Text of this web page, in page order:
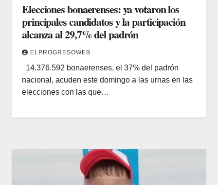
Elecciones bonaerenses: ya votaron los
principales candidatos y la participación
alcanza al 29,7% del padrón
ELPROGRESOWEB
14.376.592 bonaerenses, el 37% del padrón
nacional, acuden este domingo a las urnas en las
elecciones con las que…